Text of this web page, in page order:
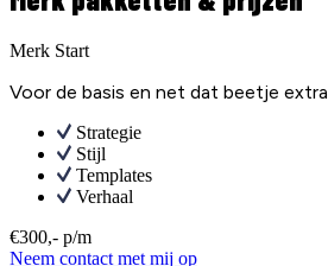
Merk Start
Voor de basis en net dat beetje extra
Strategie
Stijl
Templates
Verhaal
€300,- p/m
Neem contact met mij op